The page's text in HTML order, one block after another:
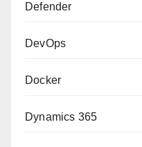
Defender
DevOps
Docker
Dynamics 365